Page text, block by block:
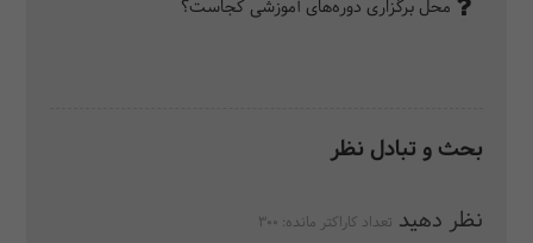
محل برگزاری دوره‌های آموزشی کجاست؟
بحث و تبادل نظر
نظر دهید تعداد کاراکتر مانده: 300